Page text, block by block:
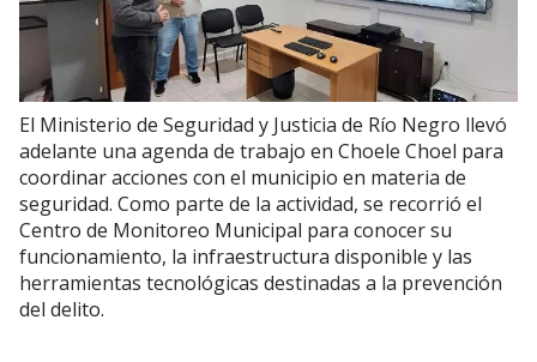
El Ministerio de Seguridad y Justicia de Río Negro llevó
adelante una agenda de trabajo en Choele Choel para
coordinar acciones con el municipio en materia de
seguridad. Como parte de la actividad, se recorrió el
Centro de Monitoreo Municipal para conocer su
funcionamiento, la infraestructura disponible y las
herramientas tecnológicas destinadas a la prevención
del delito.